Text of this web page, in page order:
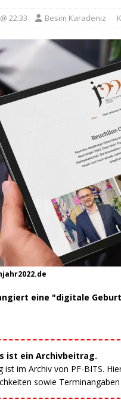
22:33 Besim Karadeniz
eine "digitale
ist ein Archivbeitrag.
ist im Archiv von PF-BITS.
sowie